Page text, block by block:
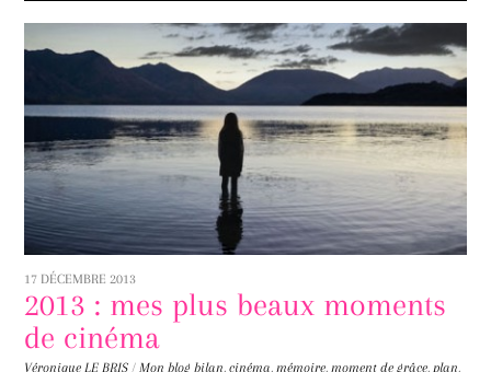
17 DÉCEMBRE 2013
2013 : mes plus beaux moments
de cinéma
Véronique LE BRIS / Mon blog bilan,cinéma, mémoire, moment de grâce, plan,